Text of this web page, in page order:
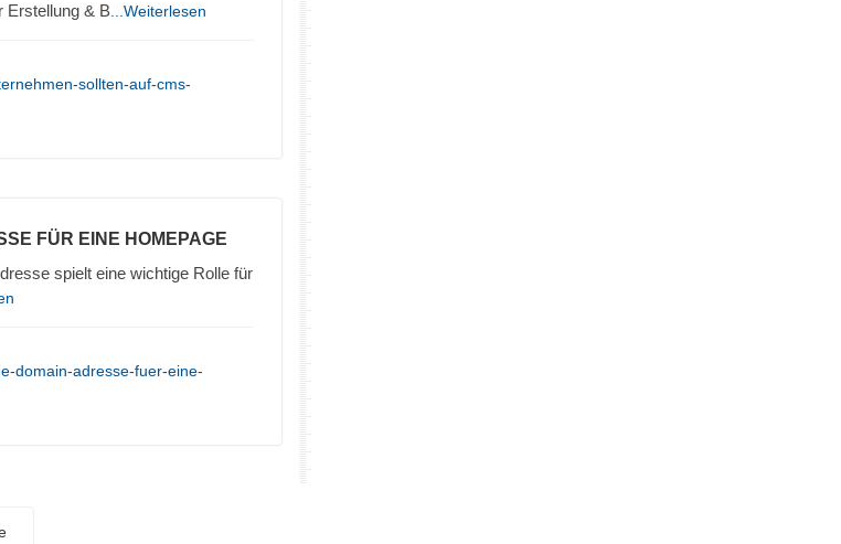
Erstellung & B ...Weiterlesen
sollten-auf-cms-
FÜR EINE HOMEPAGE
spielt eine wichtige Rolle für
domain-adresse-fuer-eine-